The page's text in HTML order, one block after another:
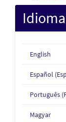
Idioma
English
Español
Português
Magyar